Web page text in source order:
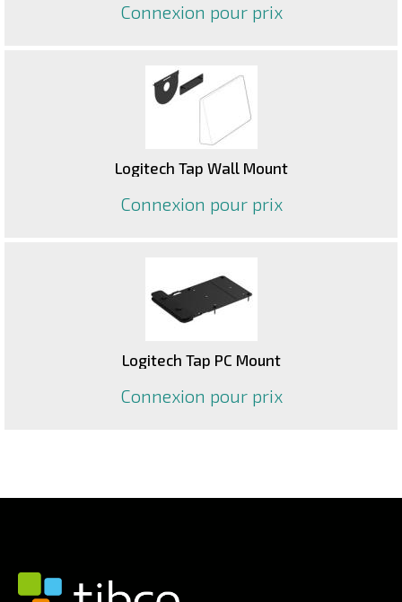
Connexion pour prix
Logitech Tap Wall Mount
Connexion pour prix
Logitech Tap PC Mount
Connexion pour prix